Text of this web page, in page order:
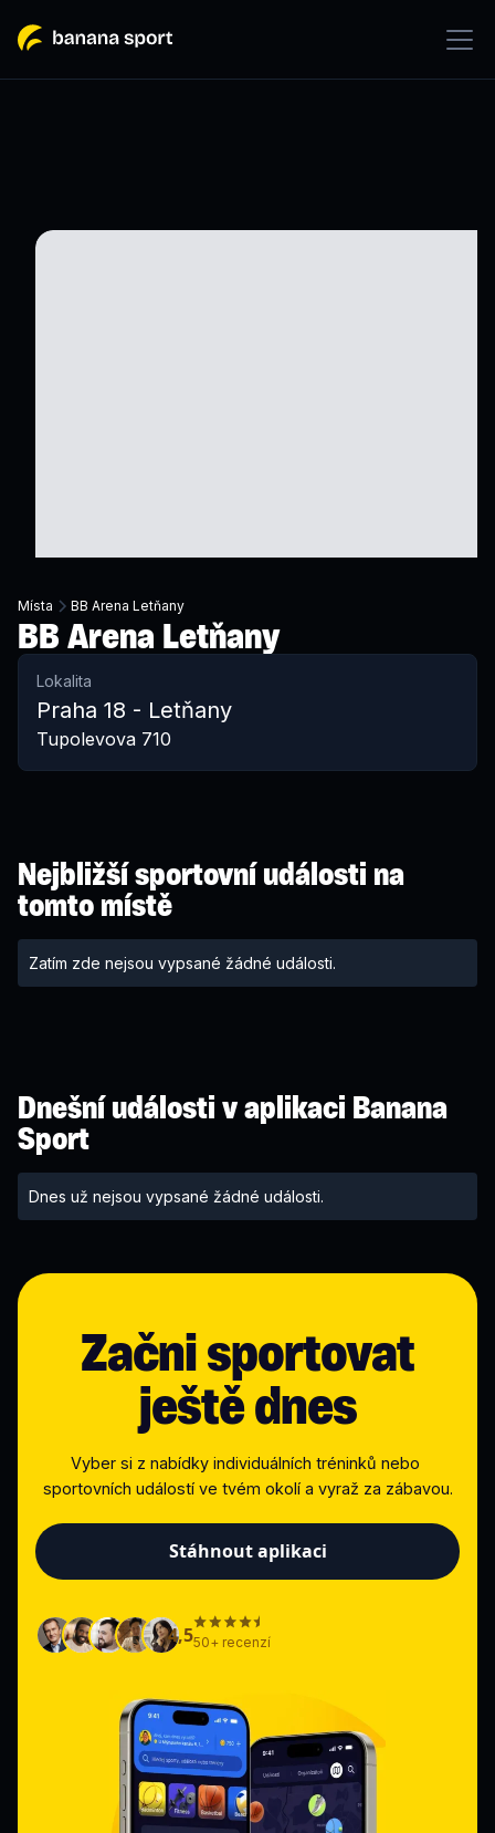
Místa BB Arena Letňany
BB Arena Letňany
Lokalita
Praha 18 - Letňany
Tupolevova 710
Nejbližší sportovní události na
tomto místě
Zatím zde nejsou vypsané žádné události.
Dnešní události v aplikaci Banana
Sport
Dnes už nejsou vypsané žádné události.
Začni sportovat
ještě dnes
Vyber si z nabídky individuálních tréninků nebo
sportovních událostí ve tvém okolí a vyraž za zábavou.
Stáhnout aplikaci
4,550+ recenzí